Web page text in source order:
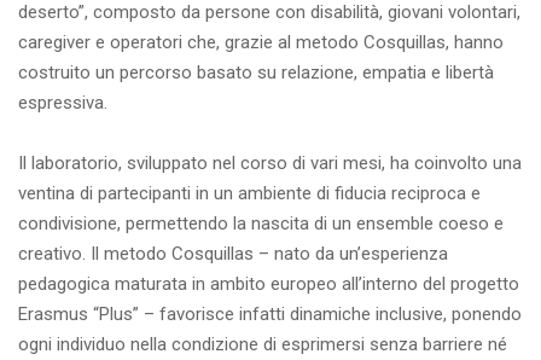
deserto”, composto da persone con disabilità, giovani volontari,
caregiver e operatori che, grazie al metodo Cosquillas, hanno
costruito un percorso basato su relazione, empatia e libertà
espressiva.
Il laboratorio, sviluppato nel corso di vari mesi, ha coinvolto una
ventina di partecipanti in un ambiente di fiducia reciproca e
condivisione, permettendo la nascita di un ensemble coeso e
creativo. Il metodo Cosquillas – nato da un’esperienza
pedagogica maturata in ambito europeo all’interno del progetto
Erasmus “Plus” – favorisce infatti dinamiche inclusive, ponendo
ogni individuo nella condizione di esprimersi senza barriere né